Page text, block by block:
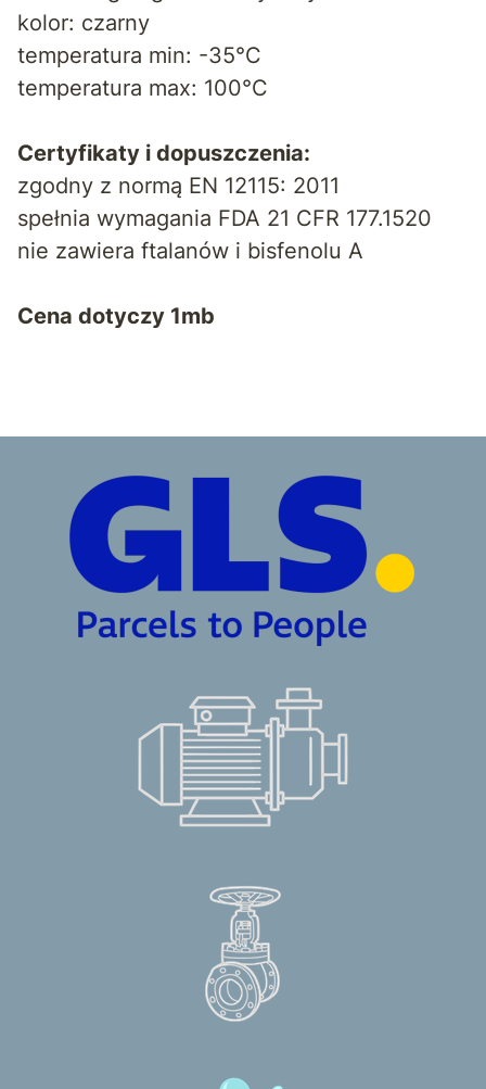
kolor: czarny
temperatura min: -35°C
temperatura max: 100°C
Certyfikaty i dopuszczenia:
zgodny z normą EN 12115: 2011
spełnia wymagania FDA 21 CFR 177.1520
nie zawiera ftalanów i bisfenolu A
Cena dotyczy 1mb